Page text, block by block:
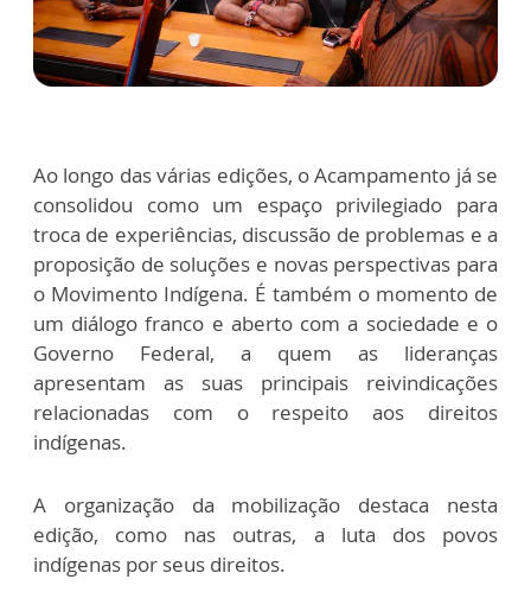
Ao longo das várias edições, o Acampamento já se
consolidou como um espaço privilegiado para
troca de experiências, discussão de problemas e a
proposição de soluções e novas perspectivas para
o Movimento Indígena. É também o momento de
um diálogo franco e aberto com a sociedade e o
Governo Federal, a quem as lideranças
apresentam as suas principais reivindicações
relacionadas com o respeito aos direitos
indígenas.
A organização da mobilização destaca nesta
edição, como nas outras, a luta dos povos
indígenas por seus direitos.